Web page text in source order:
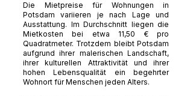
Die Mietpreise für Wohnungen in
Potsdam variieren je nach Lage und
Ausstattung. Im Durchschnitt liegen die
Mietkosten bei etwa 11,50 € pro
Quadratmeter. Trotzdem bleibt Potsdam
aufgrund ihrer malerischen Landschaft,
ihrer kulturellen Attraktivität und ihrer
hohen Lebensqualität ein begehrter
Wohnort für Menschen jeden Alters.